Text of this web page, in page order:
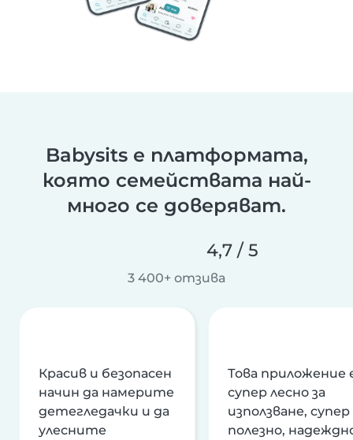
Babysits е платформата,
която семействата най-
много се доверяват.
4,7 / 5
3 400+ отзива
Красив и безопасен
начин да намерите
детегледачки и да
улесните
Това приложение
супер лесно за
използване, супер
полезно,